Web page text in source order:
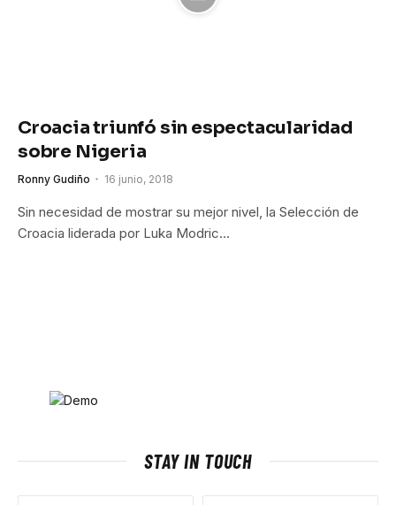
Croacia triunfó sin espectacularidad
sobre Nigeria
Ronny Gudiño 16 junio, 2018
Sin necesidad de mostrar su mejor nivel, la Selección de
Croacia liderada por Luka Modric…
STAY IN TOUCH